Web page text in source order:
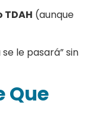
(aunque
se le pasará” sin
Que